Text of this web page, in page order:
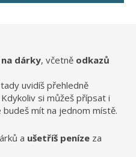
dárky, včetně odkazů
uvidíš přehledně
si můžeš přípsat i
mít na jednom místě.
a ušetříš peníze za